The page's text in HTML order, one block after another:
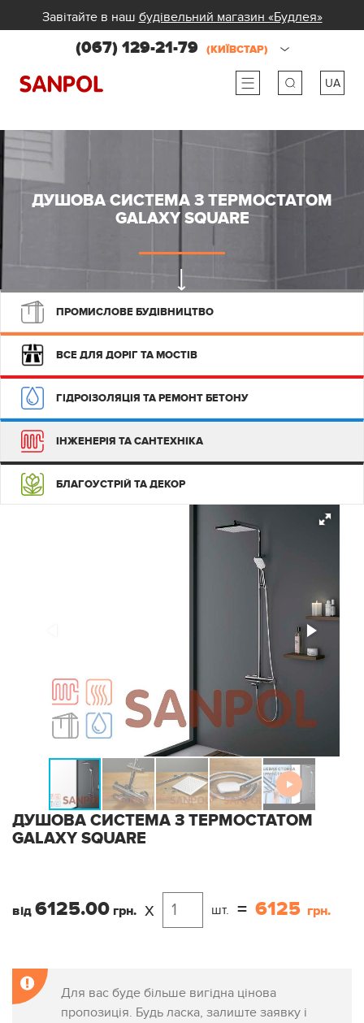
Завітайте в наш будівельний магазин «Будлея»
(067) 129-21-79 (КИЇВСТАР)
UA
ua
ДУШОВА СИСТЕМА З ТЕРМОСТАТОМ
GALAXY SQUARE
ПРОМИСЛОВЕ БУДІВНИЦТВО
ВСЕ ДЛЯ ДОРІГ ТА МОСТІВ
ГІДРОІЗОЛЯЦІЯ ТА РЕМОНТ БЕТОНУ
ІНЖЕНЕРІЯ ТА САНТЕХНІКА
БЛАГОУСТРІЙ ТА ДЕКОР
ДУШОВА СИСТЕМА З ТЕРМОСТАТОМ
GALAXY SQUARE
від 6125.00 грн. x шт. = 6125 грн.
Для вас буде більше вигідна цінова
пропозиція. Будь ласка, залиште заявку і